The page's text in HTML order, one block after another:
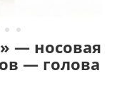
— носовая
— голова